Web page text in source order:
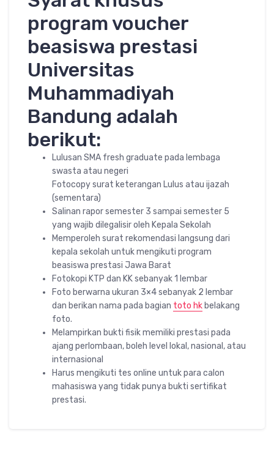
program voucher
beasiswa prestasi
Universitas
Muhammadiyah
Bandung adalah
berikut:
Lulusan SMA fresh graduate pada lembaga
swasta atau negeri
Fotocopy surat keterangan Lulus atau ijazah
(sementara)
Salinan rapor semester 3 sampai semester 5
yang wajib dilegalisir oleh Kepala Sekolah
Memperoleh surat rekomendasi langsung dari
kepala sekolah untuk mengikuti program
beasiswa prestasi Jawa Barat
Fotokopi KTP dan KK sebanyak 1 lembar
Foto berwarna ukuran 3×4 sebanyak 2 lembar
dan berikan nama pada bagian toto hk belakang
foto.
Melampirkan bukti fisik memiliki prestasi pada
ajang perlombaan, boleh level lokal, nasional, atau
internasional
Harus mengikuti tes online untuk para calon
mahasiswa yang tidak punya bukti sertifikat
prestasi.